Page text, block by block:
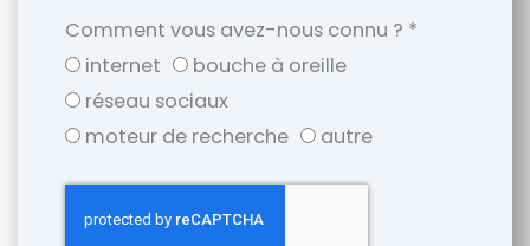
Comment vous avez-nous connu ? *
internet
bouche à oreille
réseau sociaux
moteur de recherche
autre